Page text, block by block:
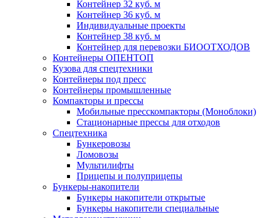
Контейнер 32 куб. м
Контейнер 36 куб. м
Индивидуальные проекты
Контейнер 38 куб. м
Контейнер для перевозки БИООТХОДОВ
Контейнеры ОПЕНТОП
Кузова для спецтехники
Контейнеры под пресс
Контейнеры промышленные
Компакторы и прессы
Мобильные пресскомпакторы (Моноблоки)
Стационарные прессы для отходов
Спецтехника
Бункеровозы
Ломовозы
Мультилифты
Прицепы и полуприцепы
Бункеры-накопители
Бункеры накопители открытые
Бункеры накопители специальные